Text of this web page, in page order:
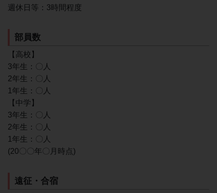
週休日等：3時間程度
部員数
【高校】
3年生：〇人
2年生：〇人
1年生：〇人
【中学】
3年生：〇人
2年生：〇人
1年生：〇人
(20〇〇年〇月時点)
遠征・合宿